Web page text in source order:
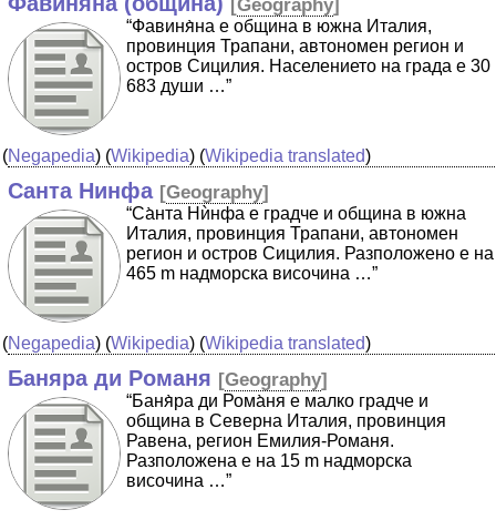
[Geography]
“Фавиня̀на е община в южна Италия,
провинция Трапани, автономен регион и
остров Сицилия. Населението на града е 30
683 души …”
(Negapedia) (Wikipedia) (Wikipedia translated)
Санта Нинфа [Geography]
“Са̀нта Нѝнфа е градче и община в южна
Италия, провинция Трапани, автономен
регион и остров Сицилия. Разположено е на
465 m надморска височина …”
(Negapedia) (Wikipedia) (Wikipedia translated)
Баняра ди Романя [Geography]
“Баня̀ра ди Рома̀ня е малко градче и
община в Северна Италия, провинция
Равена, регион Емилия-Романя.
Разположена е на 15 m надморска
височина …”